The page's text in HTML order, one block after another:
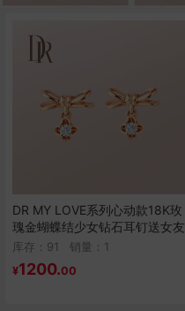
DR MY LOVE系列心动款18K玫
瑰金蝴蝶结少女钻石耳钉送女友
库存：91 销量： 1
¥1200.00